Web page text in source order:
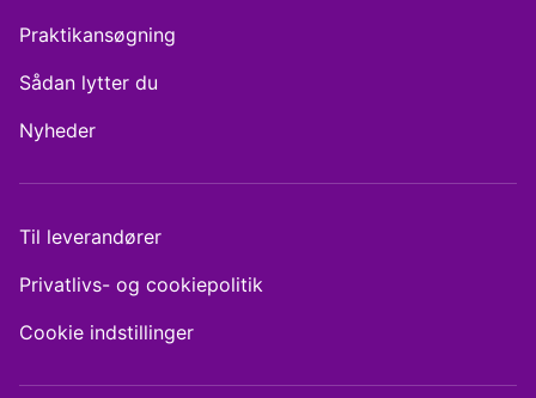
Praktikansøgning
Sådan lytter du
Nyheder
Til leverandører
Privatlivs- og cookiepolitik
Cookie indstillinger